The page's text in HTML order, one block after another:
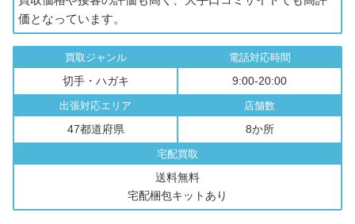
価となっています。
買取ジャンル
切手・ハガキ
電話対応時間
9:00-20:00
出張対応エリア
47都道府県
店舗数
8か所
宅配買取
送料無料
宅配梱包キットあり